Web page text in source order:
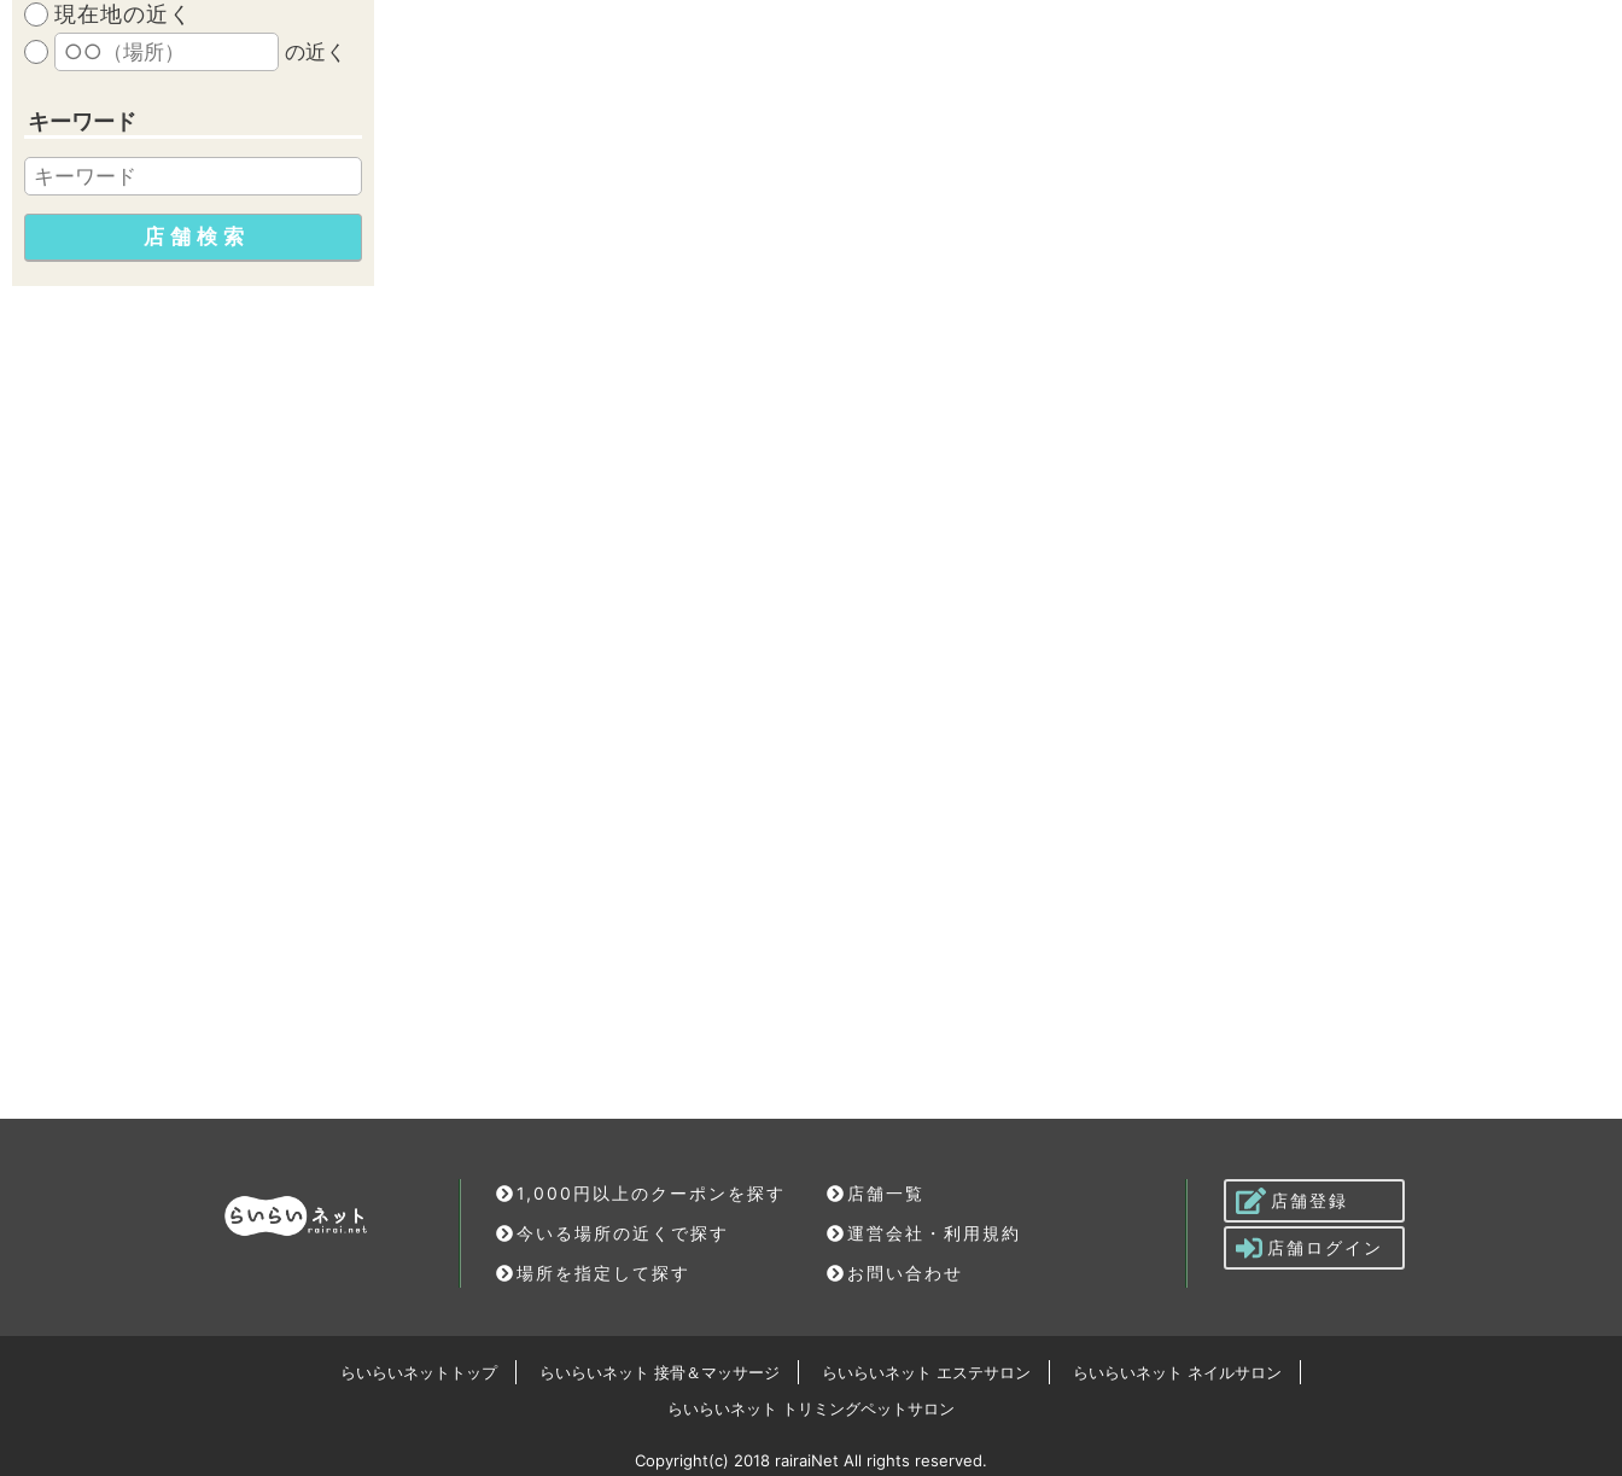
現在地の近く
の近く
キーワード
1,000円以上のクーポンを探す
今いる場所の近くで探す
場所を指定して探す
店舗一覧
運営会社・利用規約
お問い合わせ
店舗登録
店舗ログイン
らいらいネットトップ らいらいネット 接骨＆マッサージ らいらいネット エステサロン
らいらいネット ネイルサロン
らいらいネット トリミングペットサロン
Copyright(c) 2018 rairaiNet All rights reserved.